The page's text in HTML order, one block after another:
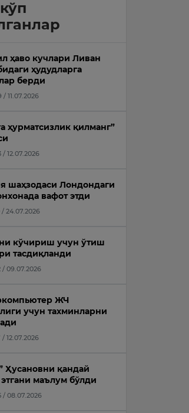
ҳаво кучлари Ливан
ҳудудларга
берди
/ 11.07.2026
ҳурматсизлик қилманг”
/ 12.07.2026
шаҳзодаси Лондондаги
вафот этди
/ 24.07.2026
кўчириш учун ўтиш
тасдиқланди
/ 09.07.2026
ЖЧ
учун тахминларни
/ 12.07.2026
Ҳусановни қандай
маълум бўлди
/ 08.07.2026